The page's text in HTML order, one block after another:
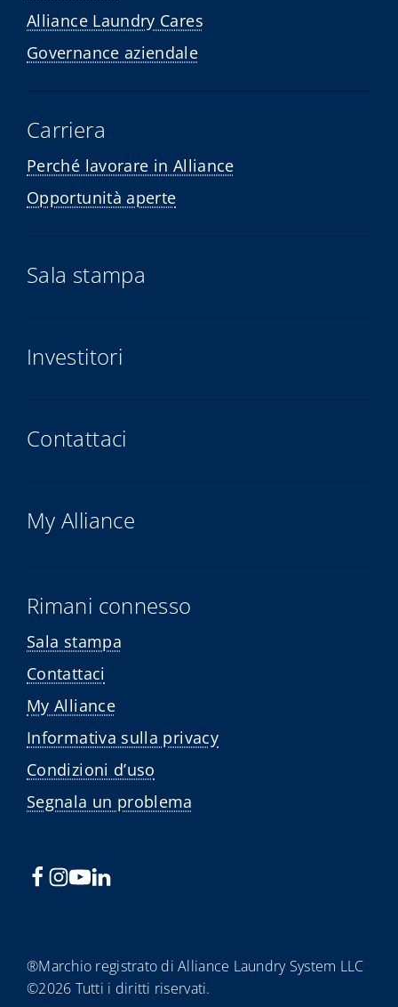
Alliance Laundry Cares
Governance aziendale
Carriera
Perché lavorare in Alliance
Opportunità aperte
Sala stampa
Investitori
Contattaci
My Alliance
Rimani connesso
Sala stampa
Contattaci
My Alliance
Informativa sulla privacy
Condizioni d’uso
Segnala un problema
®Marchio registrato di Alliance Laundry System LLC
©2026 Tutti i diritti riservati.